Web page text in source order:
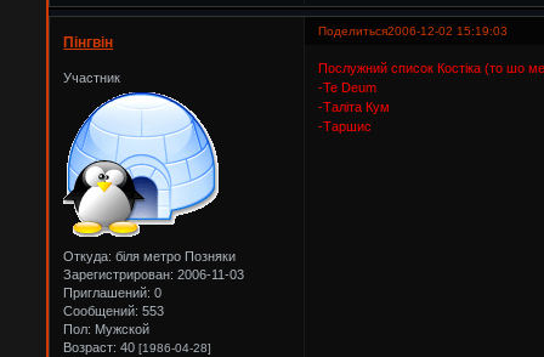
Поделиться2006-12-02 15:19:03
Пінгвін
Участник
Откуда: біля метро Позняки
Зарегистрирован: 2006-11-03
Приглашений: 0
Сообщений: 553
Пол: Мужской
Возраст: 40[1986-04-28]
Послужний список Костіка (то шо
-Te Deum
-Таліта Кум
-Таршис